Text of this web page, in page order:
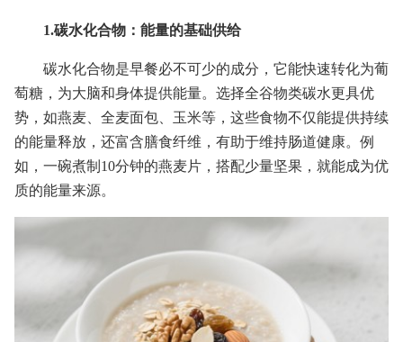
1.碳水化合物：能量的基础供给
碳水化合物是早餐必不可少的成分，它能快速转化为葡
萄糖，为大脑和身体提供能量。选择全谷物类碳水更具优
势，如燕麦、全麦面包、玉米等，这些食物不仅能提供持续
的能量释放，还富含膳食纤维，有助于维持肠道健康。例
如，一碗煮制10分钟的燕麦片，搭配少量坚果，就能成为优
质的能量来源。